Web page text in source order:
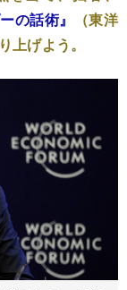
の話術』
（東洋
上げよう。